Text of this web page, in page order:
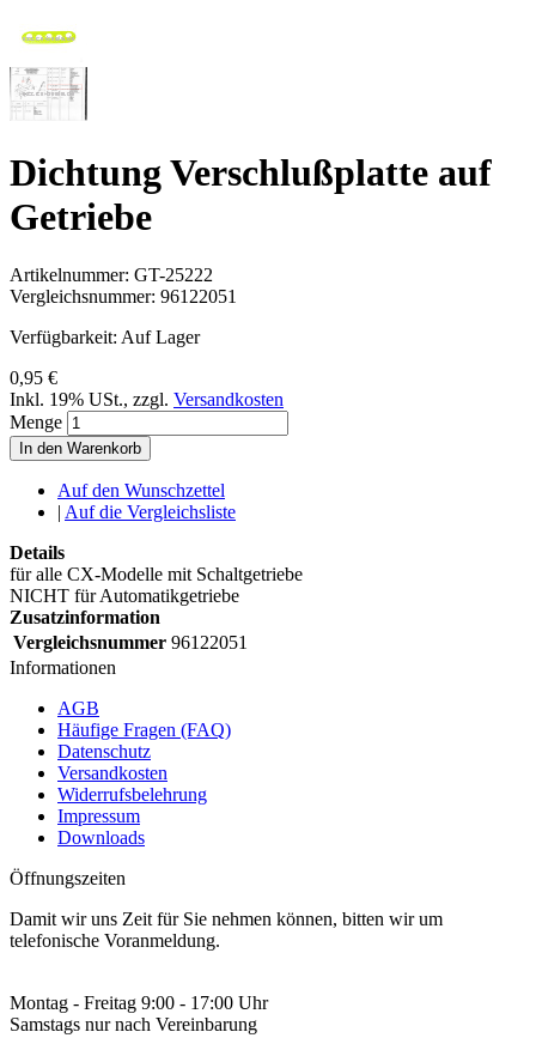
Dichtung Verschlußplatte auf
Getriebe
Artikelnummer: GT-25222
Vergleichsnummer: 96122051
Verfügbarkeit: Auf Lager
0,95 €
Inkl. 19% USt., zzgl. Versandkosten
Menge
In den Warenkorb
Auf den Wunschzettel
| Auf die Vergleichsliste
Details
für alle CX-Modelle mit Schaltgetriebe
NICHT für Automatikgetriebe
Zusatzinformation
Vergleichsnummer 96122051
Informationen
AGB
Häufige Fragen (FAQ)
Datenschutz
Versandkosten
Widerrufsbelehrung
Impressum
Downloads
Öffnungszeiten
Damit wir uns Zeit für Sie nehmen können, bitten wir um
telefonische Voranmeldung.
Montag - Freitag 9:00 - 17:00 Uhr
Samstags nur nach Vereinbarung